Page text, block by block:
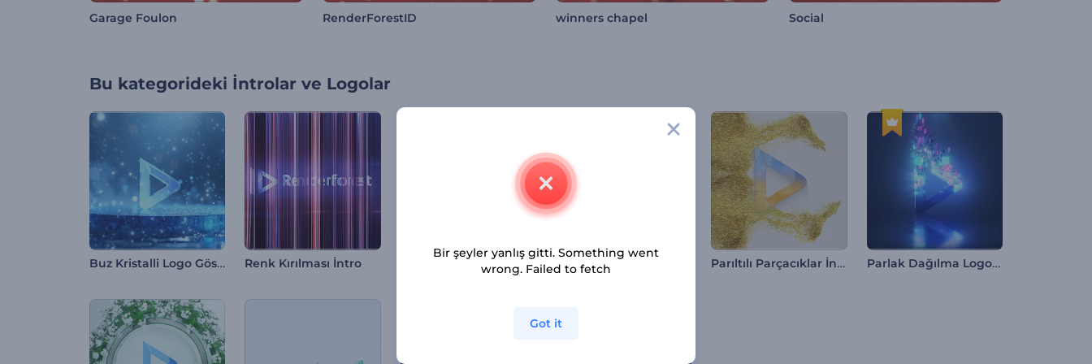
Garage Foulon RenderForestID winners chapel Social
Bu kategorideki İntrolar ve Logolar
Buz Kristalli Logo Gösterimi Renk Kırılması İntro Kar Küresi Logo Gösterimi Parıltılı Parçacıklar İntro Parlak Dağılma Logo Gösterimi
Bir şeyler yanlış gitti. Something went
wrong. Failed to fetch
Got it